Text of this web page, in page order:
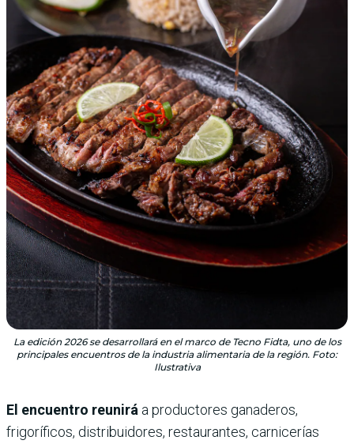
La edición 2026 se desarrollará en el marco de Tecno Fidta, uno de los
principales encuentros de la industria alimentaria de la región. Foto:
Ilustrativa
El encuentro reunirá a productores ganaderos,
frigoríficos, distribuidores, restaurantes, carnicerías